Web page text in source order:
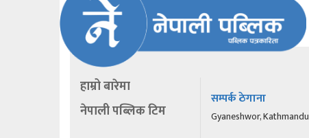
हाम्रो बारेमा
नेपाली पब्लिक टिम
सम्पर्क ठेगाना
Gyaneshwor, Kathmandu